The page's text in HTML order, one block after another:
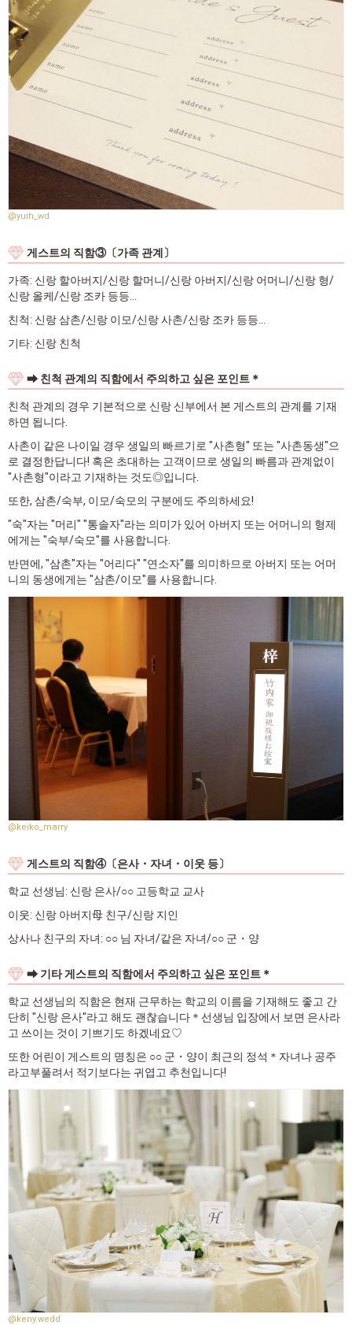
@yuih_wd
게스트의 직함③〔가족 관계〕
가족: 신랑 할아버지/신랑 할머니/신랑 아버지/신랑 어머니/신랑 형/
신랑 올케/신랑 조카 등등...
친척: 신랑 삼촌/신랑 이모/신랑 사촌/신랑 조카 등등...
기타: 신랑 친척
➡ 친척 관계의 직함에서 주의하고 싶은 포인트＊
친척 관계의 경우 기본적으로 신랑 신부에서 본 게스트의 관계를 기재
하면 됩니다.
사촌이 같은 나이일 경우 생일의 빠르기로 "사촌형" 또는 "사촌동생"으
로 결정한답니다! 혹은 초대하는 고객이므로 생일의 빠름과 관계없이
"사촌형"이라고 기재하는 것도◎입니다.
또한, 삼촌/숙부, 이모/숙모의 구분에도 주의하세요!
"숙"자는 "머리" "통솔자"라는 의미가 있어 아버지 또는 어머니의 형제
에게는 "숙부/숙모"를 사용합니다.
반면에, "삼촌"자는 "어리다" "연소자"를 의미하므로 아버지 또는 어머
니의 동생에게는 "삼촌/이모"를 사용합니다.
@keiko_marry
게스트의 직함④〔은사・자녀・이웃 등〕
학교 선생님: 신랑 은사/○○ 고등학교 교사
이웃: 신랑 아버지母 친구/신랑 지인
상사나 친구의 자녀: ○○ 님 자녀/같은 자녀/○○ 군・양
➡ 기타 게스트의 직함에서 주의하고 싶은 포인트＊
학교 선생님의 직함은 현재 근무하는 학교의 이름을 기재해도 좋고 간
단히 "신랑 은사"라고 해도 괜찮습니다＊선생님 입장에서 보면 은사라
고 쓰이는 것이 기쁘기도 하겠네요♡
또한 어린이 게스트의 명칭은 ○○ 군・양이 최근의 정석＊자녀나 공주
라고부풀려서 적기보다는 귀엽고 추천입니다!
@keny.wedd